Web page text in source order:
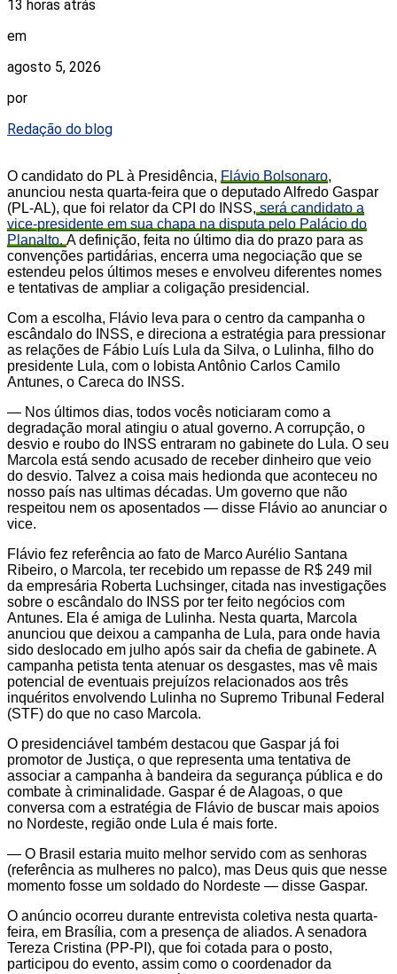
13 horas atrás
em
agosto 5, 2026
por
Redação do blog
O candidato do PL à Presidência, Flávio Bolsonaro,
anunciou nesta quarta-feira que o deputado Alfredo Gaspar
(PL-AL), que foi relator da CPI do INSS, será candidato a
vice-presidente em sua chapa na disputa pelo Palácio do
Planalto. A definição, feita no último dia do prazo para as
convenções partidárias, encerra uma negociação que se
estendeu pelos últimos meses e envolveu diferentes nomes
e tentativas de ampliar a coligação presidencial.
Com a escolha, Flávio leva para o centro da campanha o
escândalo do INSS, e direciona a estratégia para pressionar
as relações de Fábio Luís Lula da Silva, o Lulinha, filho do
presidente Lula, com o lobista Antônio Carlos Camilo
Antunes, o Careca do INSS.
— Nos últimos dias, todos vocês noticiaram como a
degradação moral atingiu o atual governo. A corrupção, o
desvio e roubo do INSS entraram no gabinete do Lula. O seu
Marcola está sendo acusado de receber dinheiro que veio
do desvio. Talvez a coisa mais hedionda que aconteceu no
nosso país nas ultimas décadas. Um governo que não
respeitou nem os aposentados — disse Flávio ao anunciar o
vice.
Flávio fez referência ao fato de Marco Aurélio Santana
Ribeiro, o Marcola, ter recebido um repasse de R$ 249 mil
da empresária Roberta Luchsinger, citada nas investigações
sobre o escândalo do INSS por ter feito negócios com
Antunes. Ela é amiga de Lulinha. Nesta quarta, Marcola
anunciou que deixou a campanha de Lula, para onde havia
sido deslocado em julho após sair da chefia de gabinete. A
campanha petista tenta atenuar os desgastes, mas vê mais
potencial de eventuais prejuízos relacionados aos três
inquéritos envolvendo Lulinha no Supremo Tribunal Federal
(STF) do que no caso Marcola.
O presidenciável também destacou que Gaspar já foi
promotor de Justiça, o que representa uma tentativa de
associar a campanha à bandeira da segurança pública e do
combate à criminalidade. Gaspar é de Alagoas, o que
conversa com a estratégia de Flávio de buscar mais apoios
no Nordeste, região onde Lula é mais forte.
— O Brasil estaria muito melhor servido com as senhoras
(referência as mulheres no palco), mas Deus quis que nesse
momento fosse um soldado do Nordeste — disse Gaspar.
O anúncio ocorreu durante entrevista coletiva nesta quarta-
feira, em Brasília, com a presença de aliados. A senadora
Tereza Cristina (PP-PI), que foi cotada para o posto,
participou do evento, assim como o coordenador da